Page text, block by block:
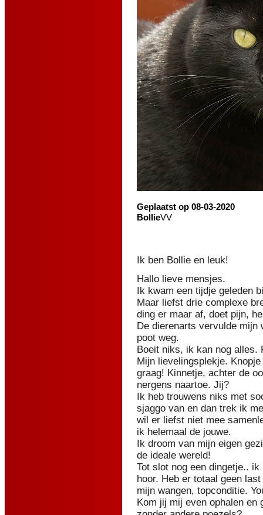
Geplaatst op 08-03-2020
BollieVV
Ik ben Bollie en leuk!
Hallo lieve mensjes.
Ik kwam een tijdje geleden
Maar liefst drie complexe
ding er maar af, doet pijn,
De dierenarts vervulde mijn
poot weg.
Boeit niks, ik kan nog alles.
Mijn lievelingsplekje.
graag! Kinnetje, achter de
nergens naartoe. Jij?
Ik heb trouwens niks met
sjaggo van en dan trek ik
wil er liefst niet mee
ik helemaal de jouwe.
Ik droom van mijn eigen
de ideale wereld!
Tot slot nog een dingetje..
hoor. Heb er totaal geen
mijn wangen, topconditie.
Kom jij mij even ophalen en